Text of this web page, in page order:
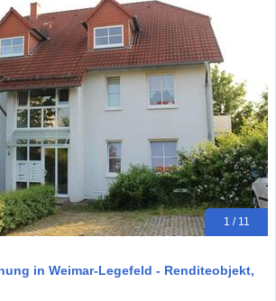
1 / 11
in Weimar-Legefeld - Renditeobjekt,